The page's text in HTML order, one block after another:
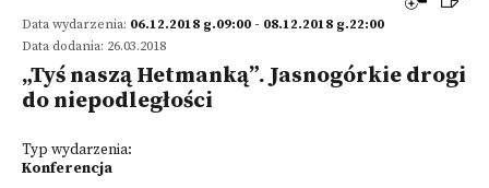
Data wydarzenia: 06.12.2018 g.09:00 - 08.12.2018 g.22:00
Data dodania: 26.03.2018
„Tyś naszą Hetmanką”. Jasnogórkie drogi
do niepodległości
Typ wydarzenia:
Konferencja